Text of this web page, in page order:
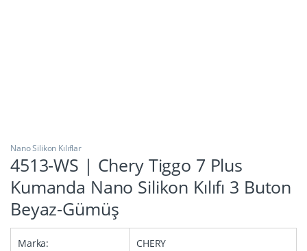
Nano Silikon Kılıflar
4513-WS | Chery Tiggo 7 Plus
Kumanda Nano Silikon Kılıfı 3 Buton
Beyaz-Gümüş
Marka: CHERY